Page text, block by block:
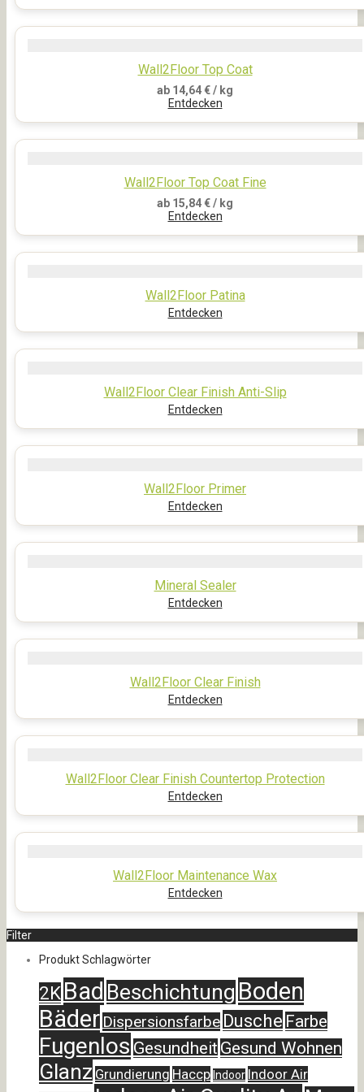
Wall2Floor Top Coat
ab 14,64 €/ kg
Entdecken
Wall2Floor Top Coat Fine
ab 15,84 €/ kg
Entdecken
Wall2Floor Patina
Entdecken
Wall2Floor Clear Finish Anti-Slip
Entdecken
Wall2Floor Primer
Entdecken
Mineral Sealer
Entdecken
Wall2Floor Clear Finish
Entdecken
Wall2Floor Clear Finish Countertop Protection
Entdecken
Wall2Floor Maintenance Wax
Entdecken
Filter
Produkt Schlagwörter
2KBad Beschichtung Boden
Bäder Dispersionsfarbe Dusche Farbe
Fugenlos Gesundheit Gesund Wohnen
Glanz Grundierung Haccp Indoor Indoor Air